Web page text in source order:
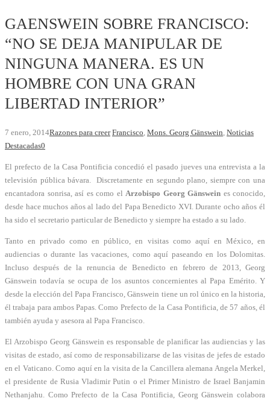
GAENSWEIN SOBRE FRANCISCO:
“NO SE DEJA MANIPULAR DE
NINGUNA MANERA. ES UN
HOMBRE CON UNA GRAN
LIBERTAD INTERIOR”
7 enero, 2014Razones para creer Francisco, Mons. Georg Gänswein, Noticias
Destacadas0
El prefecto de la Casa Pontificia concedió el pasado jueves una entrevista a la
televisión pública bávara. Discretamente en segundo plano, siempre con una
encantadora sonrisa, así es como el Arzobispo Georg Gänswein es conocido,
desde hace muchos años al lado del Papa Benedicto XVI. Durante ocho años él
ha sido el secretario particular de Benedicto y siempre ha estado a su lado.
Tanto en privado como en público, en visitas como aquí en México, en
audiencias o durante las vacaciones, como aquí paseando en los Dolomitas.
Incluso después de la renuncia de Benedicto en febrero de 2013, Georg
Gänswein todavía se ocupa de los asuntos concernientes al Papa Emérito. Y
desde la elección del Papa Francisco, Gänswein tiene un rol único en la historia,
él trabaja para ambos Papas. Como Prefecto de la Casa Pontificia, de 57 años, él
también ayuda y asesora al Papa Francisco.
El Arzobispo Georg Gänswein es responsable de planificar las audiencias y las
visitas de estado, así como de responsabilizarse de las visitas de jefes de estado
en el Vaticano. Como aquí en la visita de la Cancillera alemana Angela Merkel,
el presidente de Rusia Vladimir Putin o el Primer Ministro de Israel Banjamin
Nethanjahu. Como Prefecto de la Casa Pontificia, Georg Gänswein colabora